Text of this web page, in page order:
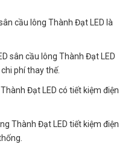
cầu lông Thành Đạt LED là
sân cầu lông Thành Đạt LED
phí thay thế.
Đạt LED có tiết kiệm điện
Thành Đạt LED tiết kiệm điện